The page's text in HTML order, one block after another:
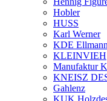
Hobler
HUSS
Karl Werner
KDE Ellmann
KLEINVIEH
Manufaktur
KNEISZ
Gahlenz
KUK